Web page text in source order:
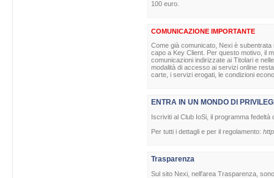
100 euro.
COMUNICAZIONE IMPORTANTE
Come già comunicato, Nexi è
capo a Key Client. Per questo motivo, il
comunicazioni indirizzate ai Titolari e
modalità di accesso ai servizi online
carte, i servizi erogati, le condizioni
ENTRA IN UN MONDO DI
Iscriviti al Club IoSi, il programma
Per tutti i dettagli e per il regolamento:
Trasparenza
Sul sito Nexi, nell'area Trasparenza,